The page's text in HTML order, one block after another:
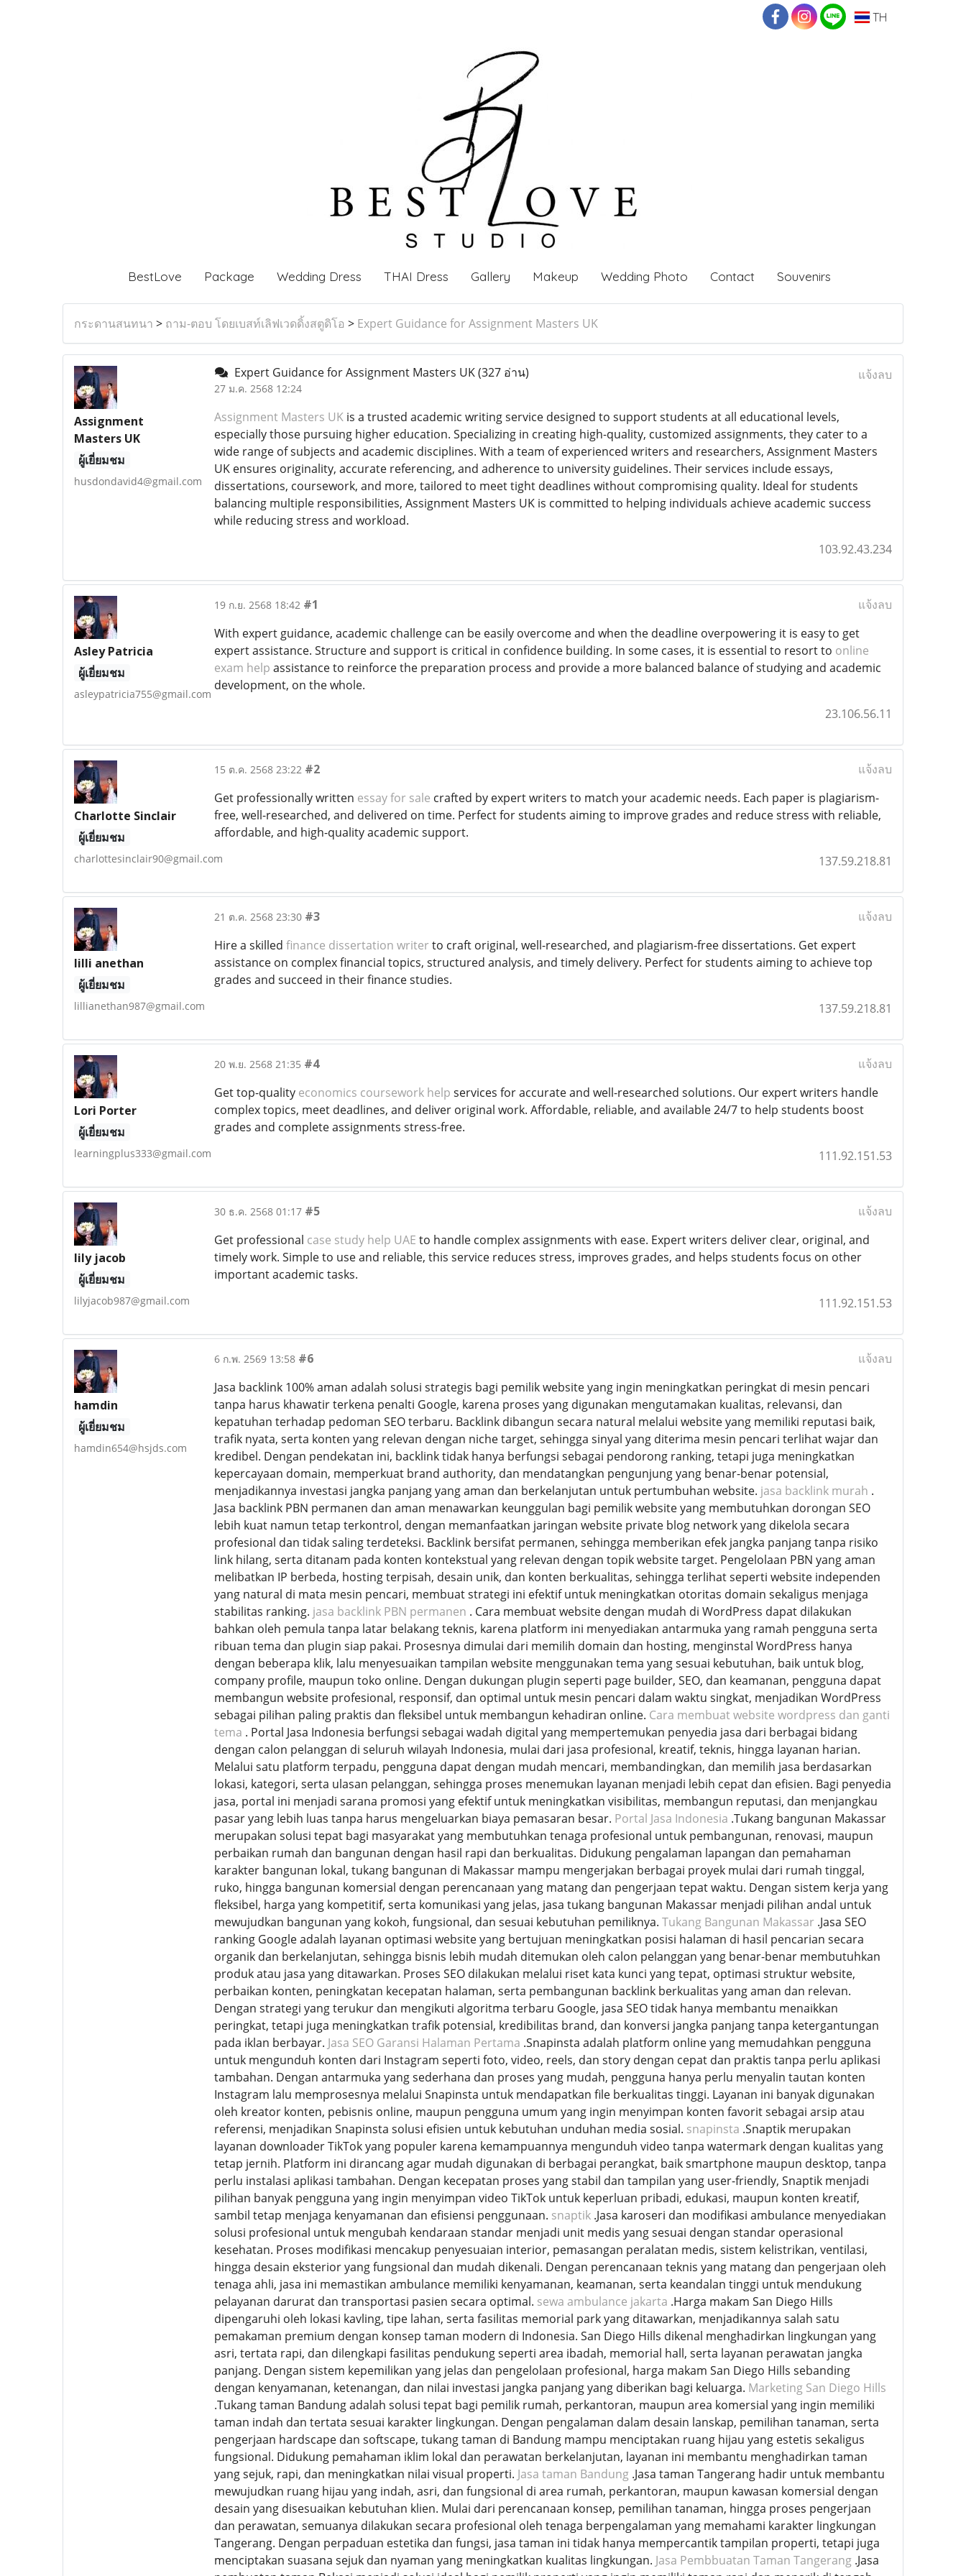
TH
BestLove Package Wedding Dress THAI Dress Gallery Makeup Wedding Photo Contact Souvenirs
กระดานสนทนา > ถาม-ตอบ โดยเบสท์เลิฟเวดดิ้งสตูดิโอ > Expert Guidance for Assignment Masters UK
Assignment
Masters UK
ผู้เยี่ยมชม
husdondavid4@gmail.com
Expert Guidance for Assignment Masters UK(327 อ่าน)
27 ม.ค. 2568 12:24
แจ้งลบ
Assignment Masters UK is a trusted academic writing service designed to support students at all educational levels,
especially those pursuing higher education. Specializing in creating high-quality, customized assignments, they cater to a
wide range of subjects and academic disciplines. With a team of experienced writers and researchers, Assignment Masters
UK ensures originality, accurate referencing, and adherence to university guidelines. Their services include essays,
dissertations, coursework, and more, tailored to meet tight deadlines without compromising quality. Ideal for students
balancing multiple responsibilities, Assignment Masters UK is committed to helping individuals achieve academic success
while reducing stress and workload.
103.92.43.234
Asley Patricia
ผู้เยี่ยมชม
asleypatricia755@gmail.com
19 ก.ย. 2568 18:42 #1
แจ้งลบ
With expert guidance, academic challenge can be easily overcome and when the deadline overpowering it is easy to get
expert assistance. Structure and support is critical in confidence building. In some cases, it is essential to resort to online
exam help assistance to reinforce the preparation process and provide a more balanced balance of studying and academic
development, on the whole.
23.106.56.11
Charlotte Sinclair
ผู้เยี่ยมชม
charlottesinclair90@gmail.com
15 ต.ค. 2568 23:22 #2
แจ้งลบ
Get professionally written essay for sale crafted by expert writers to match your academic needs. Each paper is plagiarism-
free, well-researched, and delivered on time. Perfect for students aiming to improve grades and reduce stress with reliable,
affordable, and high-quality academic support.
137.59.218.81
lilli anethan
ผู้เยี่ยมชม
lillianethan987@gmail.com
21 ต.ค. 2568 23:30 #3
แจ้งลบ
Hire a skilled finance dissertation writer to craft original, well-researched, and plagiarism-free dissertations. Get expert
assistance on complex financial topics, structured analysis, and timely delivery. Perfect for students aiming to achieve top
grades and succeed in their finance studies.
137.59.218.81
Lori Porter
ผู้เยี่ยมชม
learningplus333@gmail.com
20 พ.ย. 2568 21:35 #4
แจ้งลบ
Get top-quality economics coursework help services for accurate and well-researched solutions. Our expert writers handle
complex topics, meet deadlines, and deliver original work. Affordable, reliable, and available 24/7 to help students boost
grades and complete assignments stress-free.
111.92.151.53
lily jacob
ผู้เยี่ยมชม
lilyjacob987@gmail.com
30 ธ.ค. 2568 01:17 #5
แจ้งลบ
Get professional case study help UAE to handle complex assignments with ease. Expert writers deliver clear, original, and
timely work. Simple to use and reliable, this service reduces stress, improves grades, and helps students focus on other
important academic tasks.
111.92.151.53
hamdin
ผู้เยี่ยมชม
hamdin654@hsjds.com
6 ก.พ. 2569 13:58 #6
แจ้งลบ
Jasa backlink 100% aman adalah solusi strategis bagi pemilik website yang ingin meningkatkan peringkat di mesin pencari
tanpa harus khawatir terkena penalti Google, karena proses yang digunakan mengutamakan kualitas, relevansi, dan
kepatuhan terhadap pedoman SEO terbaru. Backlink dibangun secara natural melalui website yang memiliki reputasi baik,
trafik nyata, serta konten yang relevan dengan niche target, sehingga sinyal yang diterima mesin pencari terlihat wajar dan
kredibel. Dengan pendekatan ini, backlink tidak hanya berfungsi sebagai pendorong ranking, tetapi juga meningkatkan
kepercayaan domain, memperkuat brand authority, dan mendatangkan pengunjung yang benar-benar potensial,
menjadikannya investasi jangka panjang yang aman dan berkelanjutan untuk pertumbuhan website. jasa backlink murah .
Jasa backlink PBN permanen dan aman menawarkan keunggulan bagi pemilik website yang membutuhkan dorongan SEO
lebih kuat namun tetap terkontrol, dengan memanfaatkan jaringan website private blog network yang dikelola secara
profesional dan tidak saling terdeteksi. Backlink bersifat permanen, sehingga memberikan efek jangka panjang tanpa risiko
link hilang, serta ditanam pada konten kontekstual yang relevan dengan topik website target. Pengelolaan PBN yang aman
melibatkan IP berbeda, hosting terpisah, desain unik, dan konten berkualitas, sehingga terlihat seperti website independen
yang natural di mata mesin pencari, membuat strategi ini efektif untuk meningkatkan otoritas domain sekaligus menjaga
stabilitas ranking. jasa backlink PBN permanen . Cara membuat website dengan mudah di WordPress dapat dilakukan
bahkan oleh pemula tanpa latar belakang teknis, karena platform ini menyediakan antarmuka yang ramah pengguna serta
ribuan tema dan plugin siap pakai. Prosesnya dimulai dari memilih domain dan hosting, menginstal WordPress hanya
dengan beberapa klik, lalu menyesuaikan tampilan website menggunakan tema yang sesuai kebutuhan, baik untuk blog,
company profile, maupun toko online. Dengan dukungan plugin seperti page builder, SEO, dan keamanan, pengguna dapat
membangun website profesional, responsif, dan optimal untuk mesin pencari dalam waktu singkat, menjadikan WordPress
sebagai pilihan paling praktis dan fleksibel untuk membangun kehadiran online. Cara membuat website wordpress dan ganti
tema . Portal Jasa Indonesia berfungsi sebagai wadah digital yang mempertemukan penyedia jasa dari berbagai bidang
dengan calon pelanggan di seluruh wilayah Indonesia, mulai dari jasa profesional, kreatif, teknis, hingga layanan harian.
Melalui satu platform terpadu, pengguna dapat dengan mudah mencari, membandingkan, dan memilih jasa berdasarkan
lokasi, kategori, serta ulasan pelanggan, sehingga proses menemukan layanan menjadi lebih cepat dan efisien. Bagi penyedia
jasa, portal ini menjadi sarana promosi yang efektif untuk meningkatkan visibilitas, membangun reputasi, dan menjangkau
pasar yang lebih luas tanpa harus mengeluarkan biaya pemasaran besar. Portal Jasa Indonesia .Tukang bangunan Makassar
merupakan solusi tepat bagi masyarakat yang membutuhkan tenaga profesional untuk pembangunan, renovasi, maupun
perbaikan rumah dan bangunan dengan hasil rapi dan berkualitas. Didukung pengalaman lapangan dan pemahaman
karakter bangunan lokal, tukang bangunan di Makassar mampu mengerjakan berbagai proyek mulai dari rumah tinggal,
ruko, hingga bangunan komersial dengan perencanaan yang matang dan pengerjaan tepat waktu. Dengan sistem kerja yang
fleksibel, harga yang kompetitif, serta komunikasi yang jelas, jasa tukang bangunan Makassar menjadi pilihan andal untuk
mewujudkan bangunan yang kokoh, fungsional, dan sesuai kebutuhan pemiliknya. Tukang Bangunan Makassar .Jasa SEO
ranking Google adalah layanan optimasi website yang bertujuan meningkatkan posisi halaman di hasil pencarian secara
organik dan berkelanjutan, sehingga bisnis lebih mudah ditemukan oleh calon pelanggan yang benar-benar membutuhkan
produk atau jasa yang ditawarkan. Proses SEO dilakukan melalui riset kata kunci yang tepat, optimasi struktur website,
perbaikan konten, peningkatan kecepatan halaman, serta pembangunan backlink berkualitas yang aman dan relevan.
Dengan strategi yang terukur dan mengikuti algoritma terbaru Google, jasa SEO tidak hanya membantu menaikkan
peringkat, tetapi juga meningkatkan trafik potensial, kredibilitas brand, dan konversi jangka panjang tanpa ketergantungan
pada iklan berbayar. Jasa SEO Garansi Halaman Pertama .Snapinsta adalah platform online yang memudahkan pengguna
untuk mengunduh konten dari Instagram seperti foto, video, reels, dan story dengan cepat dan praktis tanpa perlu aplikasi
tambahan. Dengan antarmuka yang sederhana dan proses yang mudah, pengguna hanya perlu menyalin tautan konten
Instagram lalu memprosesnya melalui Snapinsta untuk mendapatkan file berkualitas tinggi. Layanan ini banyak digunakan
oleh kreator konten, pebisnis online, maupun pengguna umum yang ingin menyimpan konten favorit sebagai arsip atau
referensi, menjadikan Snapinsta solusi efisien untuk kebutuhan unduhan media sosial. snapinsta .Snaptik merupakan
layanan downloader TikTok yang populer karena kemampuannya mengunduh video tanpa watermark dengan kualitas yang
tetap jernih. Platform ini dirancang agar mudah digunakan di berbagai perangkat, baik smartphone maupun desktop, tanpa
perlu instalasi aplikasi tambahan. Dengan kecepatan proses yang stabil dan tampilan yang user-friendly, Snaptik menjadi
pilihan banyak pengguna yang ingin menyimpan video TikTok untuk keperluan pribadi, edukasi, maupun konten kreatif,
sambil tetap menjaga kenyamanan dan efisiensi penggunaan. snaptik.Jasa karoseri dan modifikasi ambulance menyediakan
solusi profesional untuk mengubah kendaraan standar menjadi unit medis yang sesuai dengan standar operasional
kesehatan. Proses modifikasi mencakup penyesuaian interior, pemasangan peralatan medis, sistem kelistrikan, ventilasi,
hingga desain eksterior yang fungsional dan mudah dikenali. Dengan perencanaan teknis yang matang dan pengerjaan oleh
tenaga ahli, jasa ini memastikan ambulance memiliki kenyamanan, keamanan, serta keandalan tinggi untuk mendukung
pelayanan darurat dan transportasi pasien secara optimal. sewa ambulance jakarta .Harga makam San Diego Hills
dipengaruhi oleh lokasi kavling, tipe lahan, serta fasilitas memorial park yang ditawarkan, menjadikannya salah satu
pemakaman premium dengan konsep taman modern di Indonesia. San Diego Hills dikenal menghadirkan lingkungan yang
asri, tertata rapi, dan dilengkapi fasilitas pendukung seperti area ibadah, memorial hall, serta layanan perawatan jangka
panjang. Dengan sistem kepemilikan yang jelas dan pengelolaan profesional, harga makam San Diego Hills sebanding
dengan kenyamanan, ketenangan, dan nilai investasi jangka panjang yang diberikan bagi keluarga. Marketing San Diego Hills
.Tukang taman Bandung adalah solusi tepat bagi pemilik rumah, perkantoran, maupun area komersial yang ingin memiliki
taman indah dan tertata sesuai karakter lingkungan. Dengan pengalaman dalam desain lanskap, pemilihan tanaman, serta
pengerjaan hardscape dan softscape, tukang taman di Bandung mampu menciptakan ruang hijau yang estetis sekaligus
fungsional. Didukung pemahaman iklim lokal dan perawatan berkelanjutan, layanan ini membantu menghadirkan taman
yang sejuk, rapi, dan meningkatkan nilai visual properti. Jasa taman Bandung.Jasa taman Tangerang hadir untuk membantu
mewujudkan ruang hijau yang indah, asri, dan fungsional di area rumah, perkantoran, maupun kawasan komersial dengan
desain yang disesuaikan kebutuhan klien. Mulai dari perencanaan konsep, pemilihan tanaman, hingga proses pengerjaan
dan perawatan, semuanya dilakukan secara profesional oleh tenaga berpengalaman yang memahami karakter lingkungan
Tangerang. Dengan perpaduan estetika dan fungsi, jasa taman ini tidak hanya mempercantik tampilan properti, tetapi juga
menciptakan suasana sejuk dan nyaman yang meningkatkan kualitas lingkungan. Jasa Pembbuatan Taman Tangerang.Jasa